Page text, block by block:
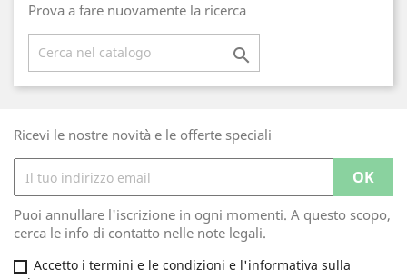
Prova a fare nuovamente la ricerca

Ricevi le nostre novità e le offerte speciali
Puoi annullare l'iscrizione in ogni momenti. A questo scopo,
cerca le info di contatto nelle note legali.
Accetto i termini e le condizioni e l'informativa sulla